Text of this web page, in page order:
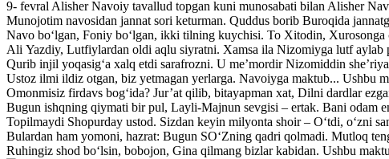
9- fevral Alisher Navoiy tavallud topgan kuni munosabati bilan Alisher
Munojotim navosidan jannat sori keturman. Quddus borib Buroqida
Navo bo‘lgan, Foniy bo‘lgan, ikki tilning kuychisi. To Xitodin,
Ali Yazdiy, Lutfiylardan oldi aqlu siyratni. Xamsa ila Nizomiyga lutf
Qurib injil yoqasig‘a xalq etdi sarafrozni. U me’mordir Nizomiddin
Ustoz ilmi ildiz otgan, biz yetmagan yerlarga. Navoiyga maktub... Ushbu
Omonmisiz firdavs bog‘ida? Jur’at qilib, bitayapman xat, Dilni dardlar
Bugun ishqning qiymati bir pul, Layli-Majnun sevgisi – ertak. Bani odam
Topilmaydi Shopurday ustod. Sizdan keyin milyonta shoir – O‘tdi, o‘zni
Bulardan ham yomoni, hazrat: Bugun SO‘Zning qadri qolmadi. Mutloq
Ruhingiz shod bo‘lsin, bobojon, Gina qilmang bizlar kabidan. Ushbu